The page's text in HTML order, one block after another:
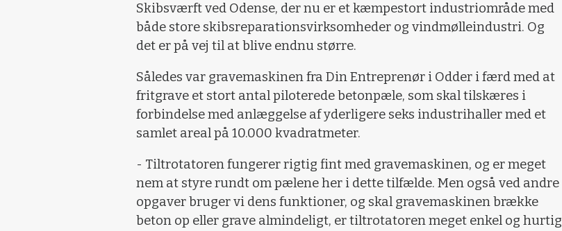
Skibsværft ved Odense, der nu er et kæmpestort industriområde med
både store skibsreparationsvirksomheder og vindmølleindustri. Og
det er på vej til at blive endnu større.
Således var gravemaskinen fra Din Entreprenør i Odder i færd med at
fritgrave et stort antal piloterede betonpæle, som skal tilskæres i
forbindelse med anlæggelse af yderligere seks industrihaller med et
samlet areal på 10.000 kvadratmeter.
- Tiltrotatoren fungerer rigtig fint med gravemaskinen, og er meget
nem at styre rundt om pælene her i dette tilfælde. Men også ved andre
opgaver bruger vi dens funktioner, og skal gravemaskinen brække
beton op eller grave almindeligt, er tiltrotatoren meget enkel og hurtig